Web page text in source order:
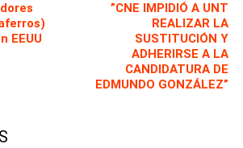
EEUU
”CNE IMPIDIÓ A UNT
REALIZAR LA
SUSTITUCIÓN Y
ADHERIRSE A LA
CANDIDATURA DE
EDMUNDO GONZÁLEZ”